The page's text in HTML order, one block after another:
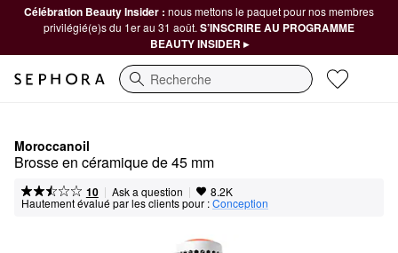
Célébration Beauty Insider : nous mettons le paquet pour nos membres
privilégié(e)s du 1er au 31 août. S’INSCRIRE AU PROGRAMME
BEAUTY INSIDER ▸
Recherche
Moroccanoil
Brosse en céramique de 45 mm
10 | Ask a question | 8.2K
Hautement évalué par les clients pour :Conception